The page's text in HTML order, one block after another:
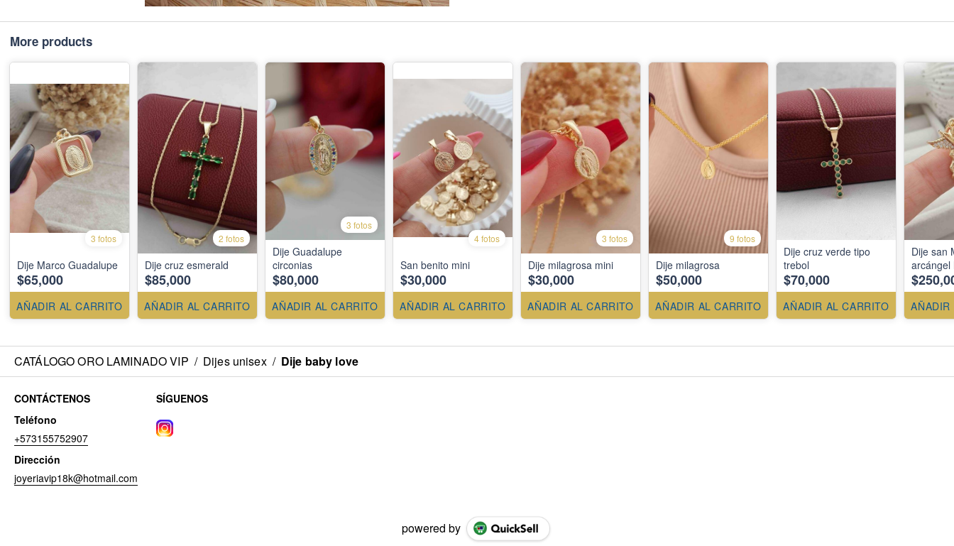
More products
3 fotos
Dije Marco Guadalupe
$65,000
AÑADIR AL CARRITO
2 fotos
Dije cruz esmerald
$85,000
AÑADIR AL CARRITO
3 fotos
Dije Guadalupe
circonias
$80,000
AÑADIR AL CARRITO
4 fotos
San benito mini
$30,000
AÑADIR AL CARRITO
3 fotos
Dije milagrosa mini
$30,000
AÑADIR AL CARRITO
9 fotos
Dije milagrosa
$50,000
AÑADIR AL CARRITO
Dije cruz verde tipo
trebol
$70,000
AÑADIR AL CARRITO
Dije san
arcángel
AÑADIR
CATÁLOGO ORO LAMINADO VIP / Dijes unisex / Dije baby love
CONTÁCTENOS
Teléfono
+573155752907
Dirección
joyeriavip18k@hotmail.com
SÍGUENOS
powered by